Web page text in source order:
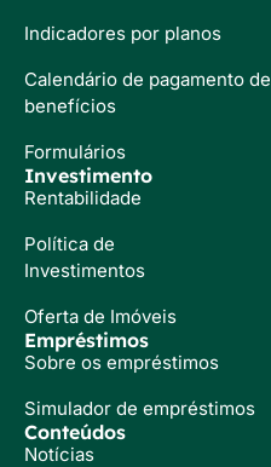
Indicadores por planos
Calendário de pagamento de
benefícios
Formulários
Investimento
Rentabilidade
Política de
Investimentos
Oferta de Imóveis
Empréstimos
Sobre os empréstimos
Simulador de empréstimos
Conteúdos
Notícias